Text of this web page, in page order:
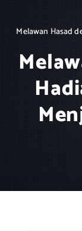
Melawan Hasad